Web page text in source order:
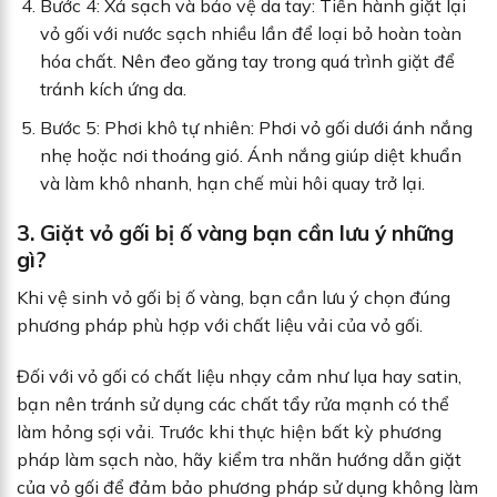
Bước 4: Xả sạch và bảo vệ da tay: Tiến hành giặt lại
vỏ gối với nước sạch nhiều lần để loại bỏ hoàn toàn
hóa chất. Nên đeo găng tay trong quá trình giặt để
tránh kích ứng da.
Bước 5: Phơi khô tự nhiên: Phơi vỏ gối dưới ánh nắng
nhẹ hoặc nơi thoáng gió. Ánh nắng giúp diệt khuẩn
và làm khô nhanh, hạn chế mùi hôi quay trở lại.
3. Giặt vỏ gối bị ố vàng bạn cần lưu ý những
gì?
Khi vệ sinh vỏ gối bị ố vàng, bạn cần lưu ý chọn đúng
phương pháp phù hợp với chất liệu vải của vỏ gối.
Đối với vỏ gối có chất liệu nhạy cảm như lụa hay satin,
bạn nên tránh sử dụng các chất tẩy rửa mạnh có thể
làm hỏng sợi vải. Trước khi thực hiện bất kỳ phương
pháp làm sạch nào, hãy kiểm tra nhãn hướng dẫn giặt
của vỏ gối để đảm bảo phương pháp sử dụng không làm